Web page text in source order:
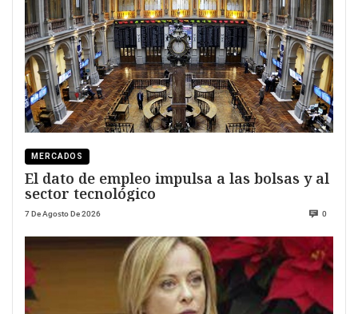
MERCADOS
El dato de empleo impulsa a las bolsas y al
sector tecnológico
7 De Agosto De 2026 0